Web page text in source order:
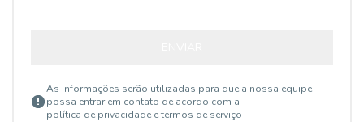
As informações serão utilizadas para que a nossa equipe
possa entrar em contato de acordo com a
política de privacidade e termos de serviço